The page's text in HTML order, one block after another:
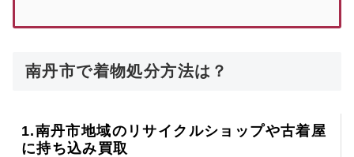
南丹市で着物処分方法は？
1.南丹市地域のリサイクルショップや古着屋
に持ち込み買取